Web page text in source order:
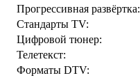
Прогрессивная развёртка:
Стандарты TV:
Цифровой тюнер:
Телетекст:
Форматы DTV: